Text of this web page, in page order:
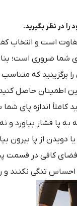
است و انتخاب
شما ضروری است؛
برگزینید که
اطمینان حاصل
کاملاً اندازه پای
پا فشار بیاورد و
دویدن از پا بیرون
کافی در قسمت
احساس تنگی نکنند و